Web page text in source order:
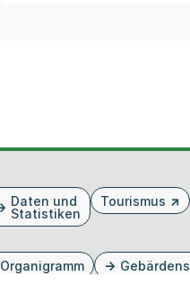
Daten und
Statistiken
Tourismus
Organigramm